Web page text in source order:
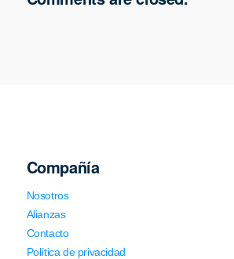
Compañía
Nosotros
Alianzas
Contacto
Política de privacidad